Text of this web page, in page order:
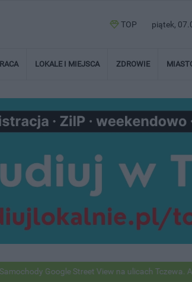
TOP piątek,
LOKALE I MIEJSCA ZDROWIE
Street View na ulicach Tczewa. Aktualizują